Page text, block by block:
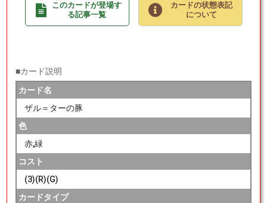
このカードが登場す
る記事一覧
カードの状態表記
について
■カード説明
カード名
ザル＝ターの豚
色
赤,緑
コスト
(3)(R)(G)
カードタイプ